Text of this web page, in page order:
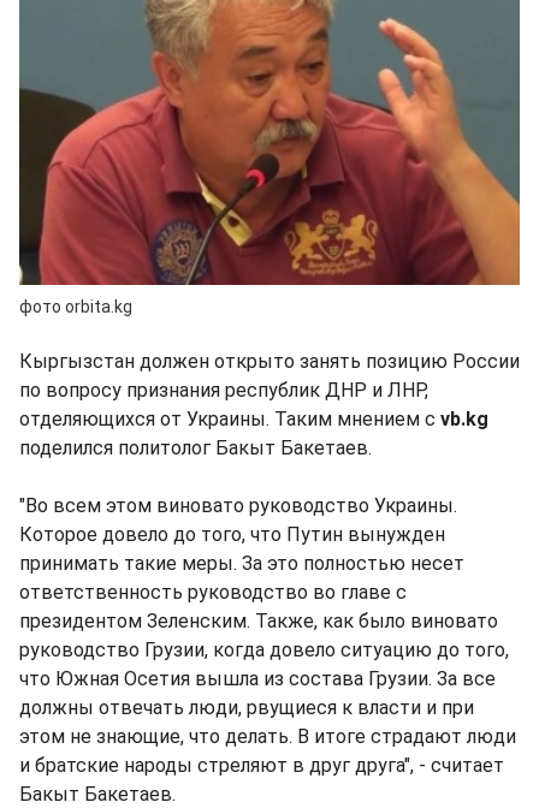
фото orbita.kg
Кыргызстан должен открыто занять позицию России
по вопросу признания республик ДНР и ЛНР,
отделяющихся от Украины. Таким мнением с vb.kg
поделился политолог Бакыт Бакетаев.
"Во всем этом виновато руководство Украины.
Которое довело до того, что Путин вынужден
принимать такие меры. За это полностью несет
ответственность руководство во главе с
президентом Зеленским. Также, как было виновато
руководство Грузии, когда довело ситуацию до того,
что Южная Осетия вышла из состава Грузии. За все
должны отвечать люди, рвущиеся к власти и при
этом не знающие, что делать. В итоге страдают люди
и братские народы стреляют в друг друга", - считает
Бакыт Бакетаев.